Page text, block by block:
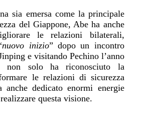
sia emersa come la principale
del Giappone, Abe ha anche
le relazioni bilaterali,
nuovo inizio” dopo un incontro
e visitando Pechino l’anno
non solo ha riconosciuto la
le relazioni di sicurezza
anche dedicato enormi energie
questa visione.